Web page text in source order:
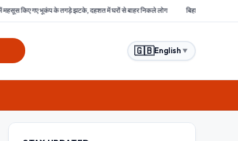
झटके, दहशत में घरों से बाहर निकले लोग बिहार : समस्तीपुर में हिंसक भीड़ ने चोरों को
🇬🇧English ▼